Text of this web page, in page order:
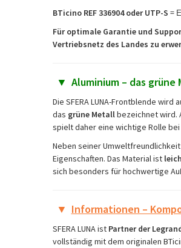
BTicino REF 336904 oder UTP-S =
Für optimale Garantie und
Vertriebsnetz des Landes zu
▼ Aluminium – das grüne
Die SFERA LUNA-Frontblende wird
das grüne Metallbezeichnet wird.
spielt daher eine wichtige Rolle
Neben seiner
Eigenschaften. Das Material ist
sich besonders für hochwertige
▼ Informationen –
SFERA LUNA ist Partner der
vollständig mit dem originalen